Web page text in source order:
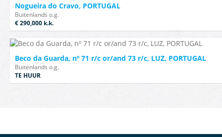
Nogueira do Cravo, PORTUGAL
Buitenlands o.g.
€ 290,000 k.k.
Beco da Guarda, nº 71 r/c or/and 73 r/c, LUZ, PORTUGAL
Buitenlands o.g.
TE HUUR